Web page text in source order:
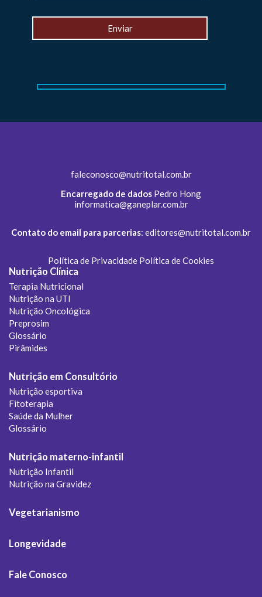
faleconosco@nutritotal.com.br
Encarregado de dados Pedro Hong
informatica@ganeplar.com.br
Contato do email para parcerias: editores@nutritotal.com.br
Política de Privacidade Política de Cookies
Nutrição Clínica
Terapia Nutricional
Nutrição na UTI
Nutrição Oncológica
Preprosim
Glossário
Pirâmides
Nutrição em Consultório
Nutrição esportiva
Fitoterapia
Saúde da Mulher
Glossário
Nutrição materno-infantil
Nutrição Infantil
Nutrição na Gravidez
Vegetarianismo
Longevidade
Fale Conosco